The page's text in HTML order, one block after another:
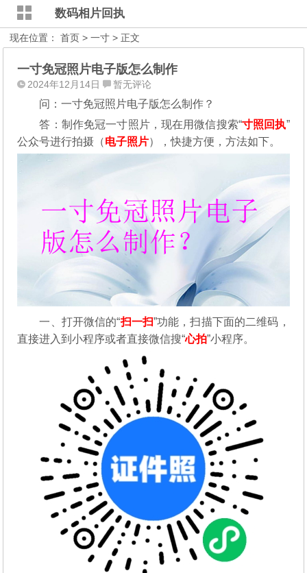
数码相片回执
现在位置：首页 >一寸 > 正文
一寸免冠照片电子版怎么制作
2024年12月14日 暂无评论
问：一寸免冠照片电子版怎么制作？
答：制作免冠一寸照片，现在用微信搜索“寸照回执”
公众号进行拍摄（电子照片），快捷方便，方法如下。
一、打开微信的“扫一扫”功能，扫描下面的二维码，
直接进入到小程序或者直接微信搜“心拍”小程序。